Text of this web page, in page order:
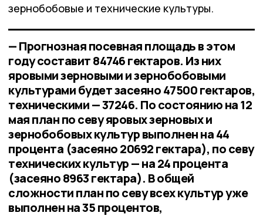
зернобобовые и технические культуры.
— Прогнозная посевная площадь в этом
году составит 84746 гектаров. Из них
яровыми зерновыми и зернобобовыми
культурами будет засеяно 47500 гектаров,
техническими — 37246. По состоянию на 12
мая план по севу яровых зерновых и
зернобобовых культур выполнен на 44
процента (засеяно 20692 гектара), по севу
технических культур — на 24 процента
(засеяно 8963 гектара). В общей
сложности план по севу всех культур уже
выполнен на 35 процентов,